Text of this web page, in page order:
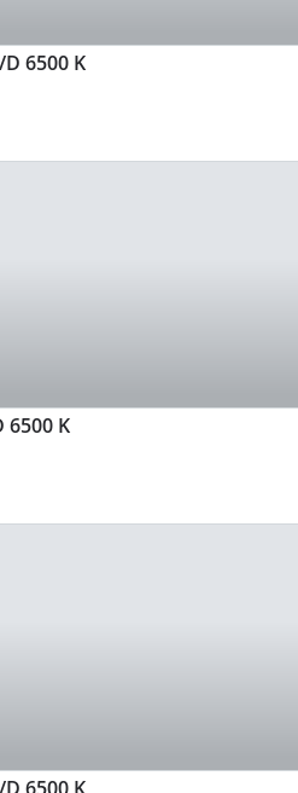
D 6500 K
6500 K